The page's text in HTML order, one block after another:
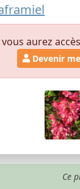
aurez
Devenir
Ce